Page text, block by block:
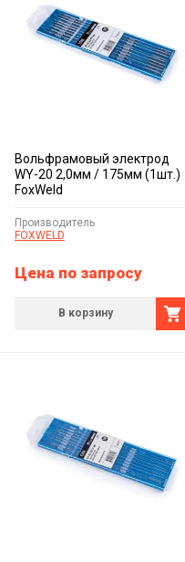
Вольфрамовый электрод
WY-20 2,0мм / 175мм (1шт.)
FoxWeld
Производитель
FOXWELD
Цена по запросу
В корзину